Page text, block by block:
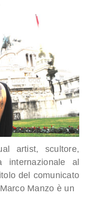
artist, scultore,
internazionale al
del comunicato
Manzo è un